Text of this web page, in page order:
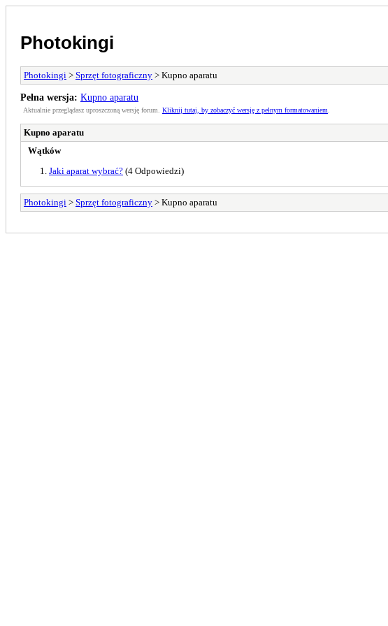
Photokingi
Photokingi > Sprzęt fotograficzny > Kupno aparatu
Pełna wersja: Kupno aparatu
Aktualnie przeglądasz uproszczoną wersję forum. Kliknij tutaj, by zobaczyć wersję z pełnym formatowaniem
Kupno aparatu
Wątków
Jaki aparat wybrać? (4 Odpowiedzi)
Photokingi > Sprzęt fotograficzny > Kupno aparatu